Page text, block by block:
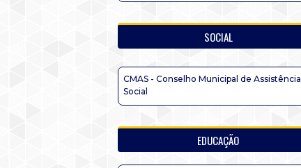
SOCIAL
CMAS - Conselho Municipal de Assistência
Social
EDUCAÇÃO